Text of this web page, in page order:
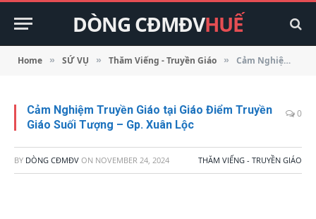
DÒNG CĐMĐVHUẾ
Home » SỨ VỤ » Thăm Viếng - Truyền Giáo » Cảm Nghiệm Truyền Giáo tại Giáo Điểm Truyền Giáo Suối Tượng – Gp. Xuân Lộc
Cảm Nghiệm Truyền Giáo tại Giáo Điểm Truyền
Giáo Suối Tượng – Gp. Xuân Lộc
0
BY DÒNG CĐMĐV ON NOVEMBER 24, 2024 THĂM VIẾNG - TRUYỀN GIÁO